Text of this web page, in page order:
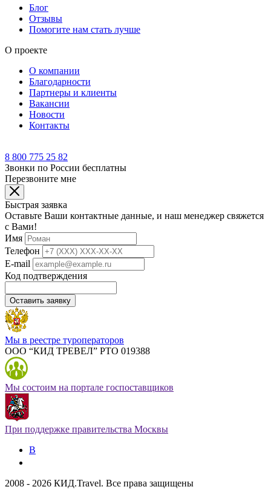
Блог
Отзывы
Помогите нам стать лучше
О проекте
О компании
Благодарности
Партнеры и клиенты
Вакансии
Новости
Контакты
8 800 775 25 82
Звонки по России бесплатны
Перезвоните мне
Быстрая заявка
Оставьте Ваши контактные данные, и наш менеджер свяжется
с Вами!
Имя
Телефон
E-mail
Код подтверждения
Оставить заявку
Мы в реестре туроператоров
ООО “КИД ТРЕВЕЛ” РТО 019388
Мы состоим на портале госпоставщиков
При поддержке правительства Москвы
В
2008 - 2026 КИД.Travel. Все права защищены